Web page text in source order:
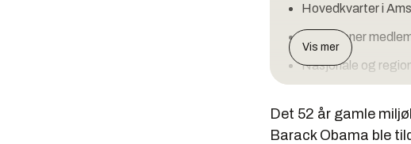
Hovedkvarter i
2,8 millioner
Nasjonale og
Byggeår: 2011
Vis mer
Det 52 år gamle
Barack Obama ble